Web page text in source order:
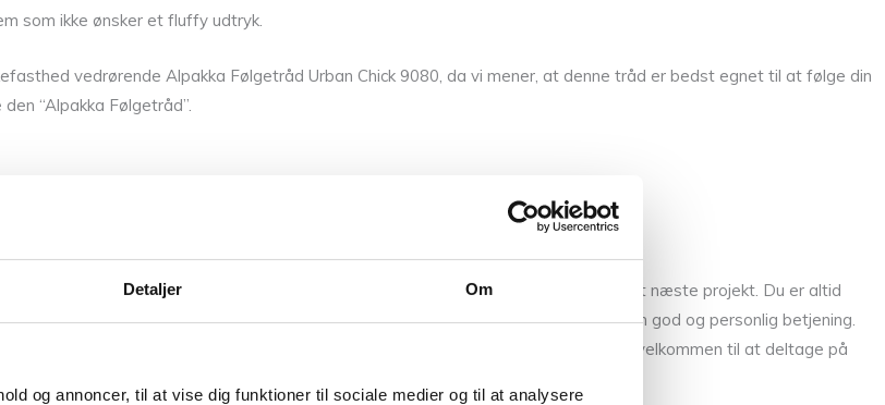
Detaljer Om
og annoncer, til at vise dig funktioner til sociale medier og til at analysere
som ikke ønsker et fluffy udtryk.
vedrørende Alpakka Følgetråd Urban Chick 9080, da vi mener, at denne tråd er bedst egnet til at følge din
“Alpakka Følgetråd”.
os gerne hvis du har spørgsmål til garnet, eller er i tvivl om det kan passe til dit næste projekt. Du er altid
Crealino 0003 mellem fingrene. Vi står klar med et smil og stræber altid efter en god og personlig betjening.
nyheder og nyttige tips omkring at strikke og hækle. Du er også meget velkommen til at deltage på